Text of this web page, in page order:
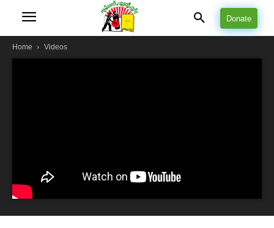
Donate
Home Videos